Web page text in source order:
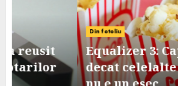
Equalizer 3: Capitolul
decat celelalte filme din